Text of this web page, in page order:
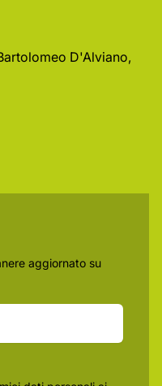
D'Alviano,
aggiornato su